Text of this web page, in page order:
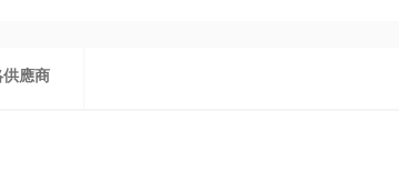
供應商